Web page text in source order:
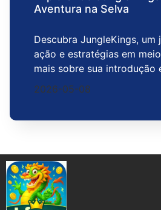
Aventura na Selva
Descubra JungleKings,
ação e estratégias em
mais sobre sua introdução
2026-05-08